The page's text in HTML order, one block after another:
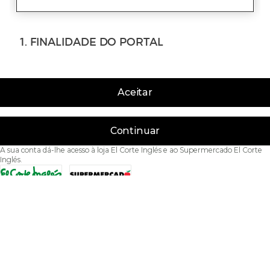
Aceitar
Continuar
A sua conta dá-lhe acesso à loja El Corte Inglés e ao Supermercado El Corte
Inglés.